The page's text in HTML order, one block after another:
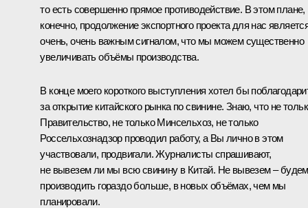
то есть совершенно прямое противодействие. В этом плане,
конечно, продолжение экспортного проекта для нас
очень, очень важным сигналом, что мы можем существенно
увеличивать объёмы производства.
В конце моего короткого выступления хотел бы
за открытие китайского рынка по свинине. Знаю, что не
Правительство, не только Минсельхоз, не только
Россельхознадзор проводил работу, а Вы лично в этом
участвовали, продвигали. Журналисты спрашивают,
не вывезем ли мы всю свинину в Китай. Не вывезем – будем
производить гораздо больше, в новых объёмах, чем мы
планировали.